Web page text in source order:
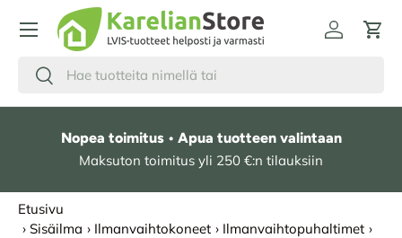
HYPPÄÄ SISÄLTÖÖN
Hae
Etsi
Kirjaudu
Nopea toimitus • Apua tuotteen valintaan
Maksuton toimitus yli 250 €:n tilauksiin
Etusivu
› Sisäilma › Ilmanvaihtokoneet › Ilmanvaihtopuhaltimet ›